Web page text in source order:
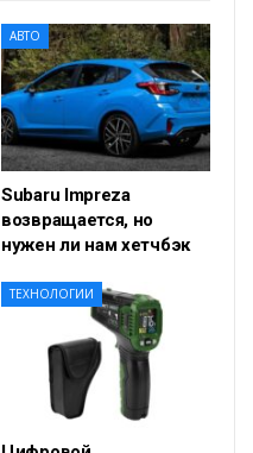
АВТО
Subaru Impreza
возвращается, но
нужен ли нам хетчбэк
ТЕХНОЛОГИИ